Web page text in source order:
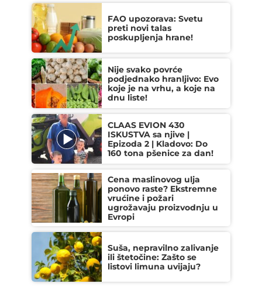
FAO upozorava: Svetu
preti novi talas
poskupljenja hrane!
Nije svako povrće
podjednako hranljivo: Evo
koje je na vrhu, a koje na
dnu liste!
CLAAS EVION 430
ISKUSTVA sa njive |
Epizoda 2 | Kladovo: Do
160 tona pšenice za dan!
Cena maslinovog ulja
ponovo raste? Ekstremne
vrućine i požari
ugrožavaju proizvodnju u
Evropi
Suša, nepravilno zalivanje
ili štetočine: Zašto se
listovi limuna uvijaju?